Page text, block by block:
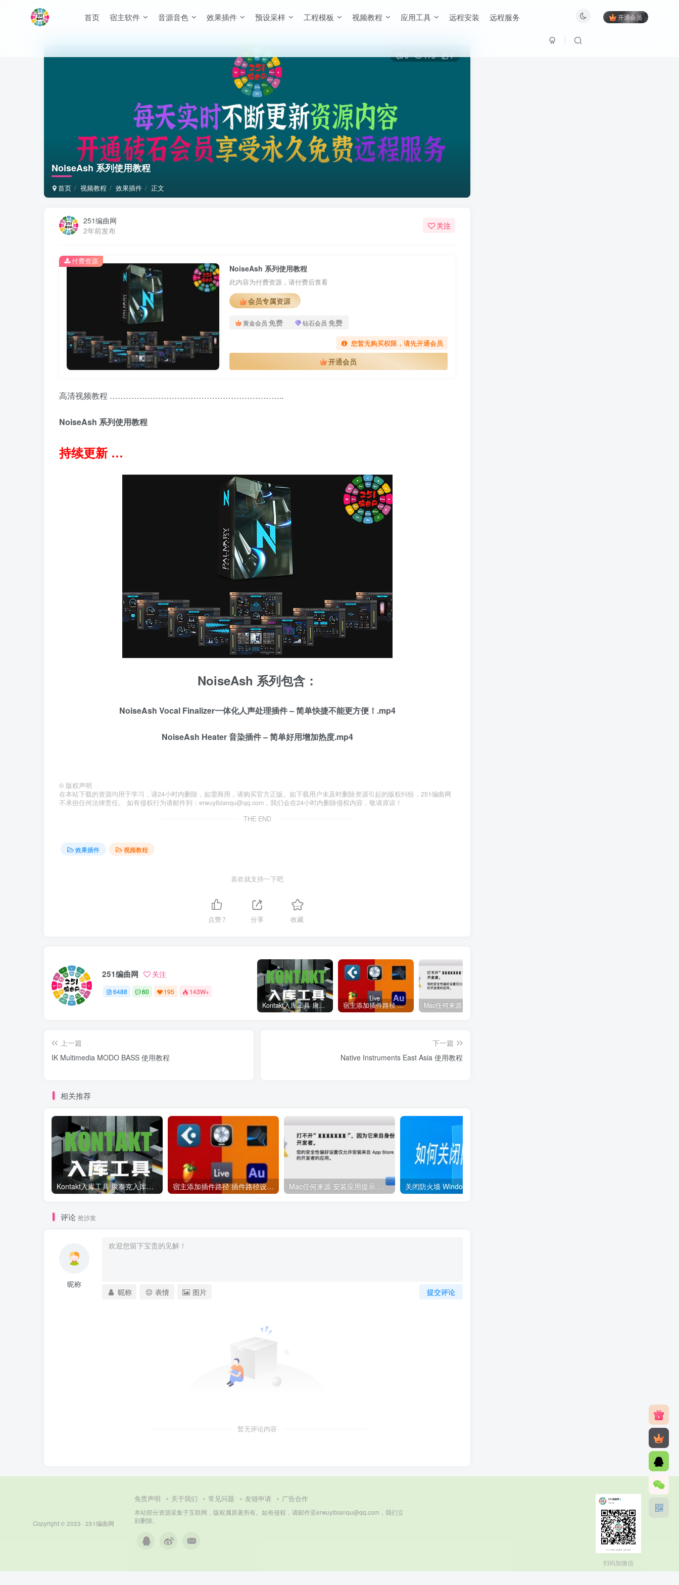
首页 宿主软件 音源音色 效果插件 预设采样 工程模板 视频教程 应用工具 远程安装 远程服务 开通会员
NoiseAsh 系列使用教程
首页 视频教程 效果插件 正文
0 173 7
251编曲网
2年前发布
关注
NoiseAsh 系列使用教程
此内容为付费资源，请付费后查看
会员专属资源
黄金会员 免费 钻石会员 免费
您暂无购买权限，请先开通会员
开通会员
付费资源
高清视频教程 ………………………………………………………..
NoiseAsh 系列使用教程
持续更新 …
NoiseAsh 系列包含：
NoiseAsh Vocal Finalizer一体化人声处理插件 – 简单快捷不能更方便！.mp4
NoiseAsh Heater 音染插件 – 简单好用增加热度.mp4
© 版权声明
在本站下载的资源均用于学习，请24小时内删除，如需商用，请购买官方正版。如下载用户未及时删除资源引起的版权纠纷，251编曲网
不承担任何法律责任。 如有侵权行为请邮件到：erwuyibianqu@qq.com，我们会在24小时内删除侵权内容，敬请原谅！
THE END
效果插件 视频教程
喜欢就支持一下吧
点赞7 分享 收藏
251编曲网 关注
6488 60 195 143W+
Kontakt入库工具 康泰克入库教程 宿主添加插件路径 插件路径设置 VSTPlugins路径
上一篇
IK Multimedia MODO BASS 使用教程
下一篇
Native Instruments East Asia 使用教程
相关推荐
Kontakt入库工具 康泰克入库教程 宿主添加插件路径 插件路径设置 VSTPlugins路径 Mac任何来源 安装应用提示 因为它来自身份不明的开发者
评论 抢沙发
昵称
提交评论
昵称 表情 图片
暂无评论内容
Copyright © 2023 · 251编曲网
免责声明 关于我们 常见问题 友链申请 广告合作
本站部分资源采集于互联网，版权属原著所有。如有侵权，请邮件至erwuyibianqu@qq.com，我们立
刻删除。
扫码加微信